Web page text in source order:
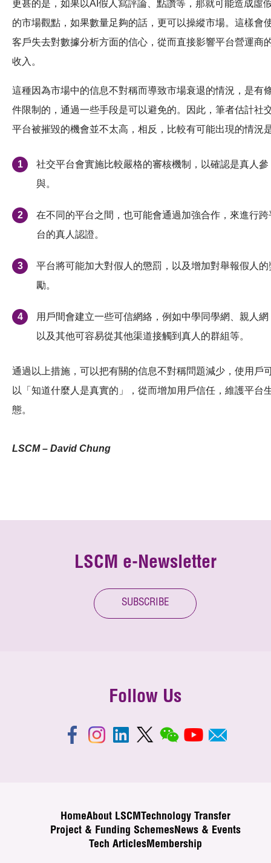
更甚的是，如果以AI假人寫評論、點讚等，那就可能造成虛
的市場觀點，如果數量足夠的話，更可以操縱市場。這樣會
客戶失去對數據分析方面的信心，從而直接影響平台營運商
收入。
這種因為市場中的信息不對稱而導致市場衰退的情況，是有
件限制的，通過一些手段是可以避免的。因此，筆者估計社
平台被摧毀的機會並不太高，相反，比較有可能出現的情況
社交平台會實施比較嚴格的審核機制，以確認是真人參
與。
在不同的平台之間，也可能會通過加強合作，來進行跨
台的真人認證。
平台將可能加大對假人的懲罰，以及增加對舉報假人的
勵。
用戶間會建立一些可信網絡，例如中學同學網、親人網
以及其他可容易從其他渠道接觸到真人的群組等。
通過以上措施，可以把有關的信息不對稱問題減少，使用戶
以「知道什麼人是真實的」，從而增加用戶信任，維護平台
態。
LSCM – David Chung
LSCM e-Newsletter
SUBSCRIBE
Follow Us
HomeAbout LSCM
Technology Transfer
Project & Funding SchemesNews & Events
Tech ArticlesMembership